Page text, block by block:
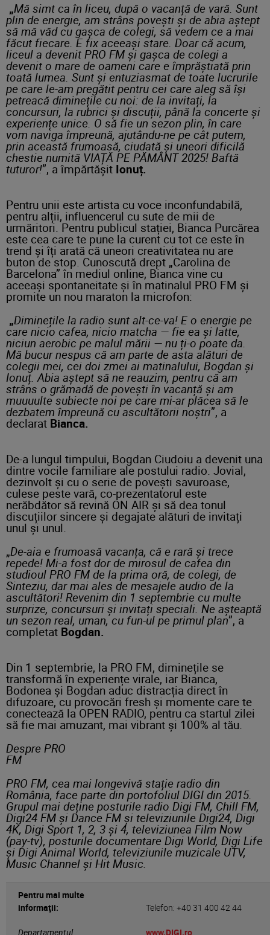
„Mă simt ca în liceu, după o vacanță de vară. Sunt
plin de energie, am strâns povești și de abia aștept
să mă văd cu gașca de colegi, să vedem ce a mai
făcut fiecare. E fix aceeași stare. Doar că acum,
liceul a devenit PRO FM și gașca de colegi a
devenit o mare de oameni care e împrăștiată prin
toată lumea. Sunt și entuziasmat de toate lucrurile
pe care le-am pregătit pentru cei care aleg să își
petreacă diminețile cu noi: de la invitați, la
concursuri, la rubrici și discuții, până la concerte și
experiențe unice. O să fie un sezon plin, în care
vom naviga împreună, ajutându-ne pe cât putem,
prin această frumoasă, ciudată și uneori dificilă
chestie numită VIAȚĂ PE PĂMÂNT 2025! Baftă
tuturor!”, a împărtășit Ionuț.
Pentru unii este artista cu voce inconfundabilă,
pentru alții, influencerul cu sute de mii de
urmăritori. Pentru publicul stației, Bianca Purcărea
este cea care te pune la curent cu tot ce este în
trend și îți arată că uneori creativitatea nu are
buton de stop. Cunoscută drept „Carolina de
Barcelona” în mediul online, Bianca vine cu
aceeași spontaneitate și în matinalul PRO FM și
promite un nou maraton la microfon:
„Diminețile la radio sunt alt-ce-va! E o energie pe
care nicio cafea, nicio matcha — fie ea și latte,
niciun aerobic pe malul mării — nu ți-o poate da.
Mă bucur nespus că am parte de asta alături de
colegii mei, cei doi zmei ai matinalului, Bogdan și
Ionuț. Abia aștept să ne reauzim, pentru că am
strâns o grămadă de povești în vacanță și am
muuuulte subiecte noi pe care mi-ar plăcea să le
dezbatem împreună cu ascultătorii noștri”, a
declarat Bianca.
De-a lungul timpului, Bogdan Ciudoiu a devenit una
dintre vocile familiare ale postului radio. Jovial,
dezinvolt și cu o serie de povești savuroase,
culese peste vară, co-prezentatorul este
nerăbdător să revină ON AIR și să dea tonul
discuțiilor sincere și degajate alături de invitați
unul și unul.
„De-aia e frumoasă vacanța, că e rară și trece
repede! Mi-a fost dor de mirosul de cafea din
studioul PRO FM de la prima oră, de colegi, de
Sinteziu, dar mai ales de mesajele audio de la
ascultători! Revenim din 1 septembrie cu multe
surprize, concursuri și invitați speciali. Ne așteaptă
un sezon real, uman, cu fun-ul pe primul plan”, a
completat Bogdan.
Din 1 septembrie, la PRO FM, diminețile se
transformă în experiențe virale, iar Bianca,
Bodonea și Bogdan aduc distracția direct în
difuzoare, cu provocări fresh și momente care te
conectează la OPEN RADIO, pentru ca startul zilei
să fie mai amuzant, mai vibrant și 100% al tău.
Despre PRO
PRO FM, cea mai longevivă stație radio din
România, face parte din portofoliul DIGI din 2015.
Grupul mai deține posturile radio Digi FM, Chill FM,
Digi24 FM și Dance FM și televiziunile Digi24, Digi
4K, Digi Sport 1, 2, 3 și 4, televiziunea Film Now
(pay-tv), posturile documentare Digi World, Digi Life
și Digi Animal World, televiziunile muzicale UTV,
Music Channel și Hit Music.
Pentru mai multe
informaţii:
Departamentul
Telefon: +40 31 400 42 44
www.DIGI.ro